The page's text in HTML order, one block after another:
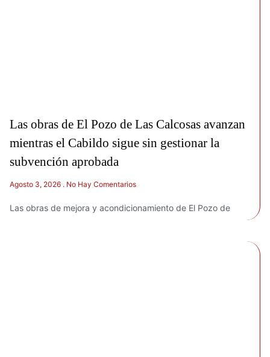
Las obras de El Pozo de Las Calcosas avanzan
mientras el Cabildo sigue sin gestionar la
subvención aprobada
Agosto 3, 2026 No Hay Comentarios
Las obras de mejora y acondicionamiento de El Pozo de